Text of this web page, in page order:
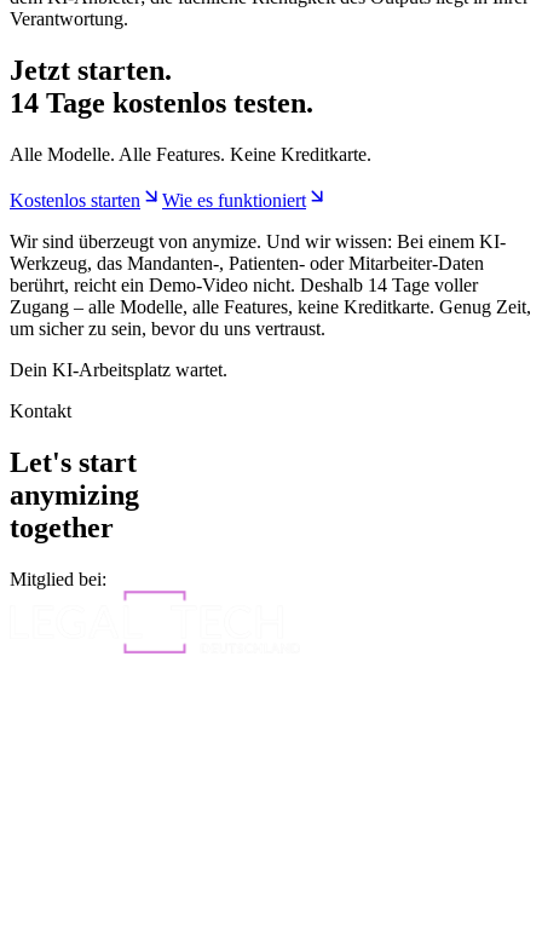
Verantwortung.
Jetzt starten.
14 Tage kostenlos testen.
Alle Modelle. Alle Features. Keine Kreditkarte.
Kostenlos starten
Wie es funktioniert
Wir sind überzeugt von anymize. Und wir wissen: Bei einem KI-
Werkzeug, das Mandanten-, Patienten- oder Mitarbeiter-Daten
berührt, reicht ein Demo-Video nicht. Deshalb 14 Tage voller
Zugang – alle Modelle, alle Features, keine Kreditkarte. Genug Zeit,
um sicher zu sein, bevor du uns vertraust.
Dein KI-Arbeitsplatz wartet.
Kontakt
Let's start
anymizing
together
Mitglied bei: